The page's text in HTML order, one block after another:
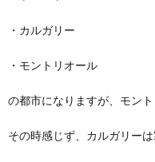
・カルガリー
・モントリオール
の都市になりますが、モン
その時感じず、カルガリー